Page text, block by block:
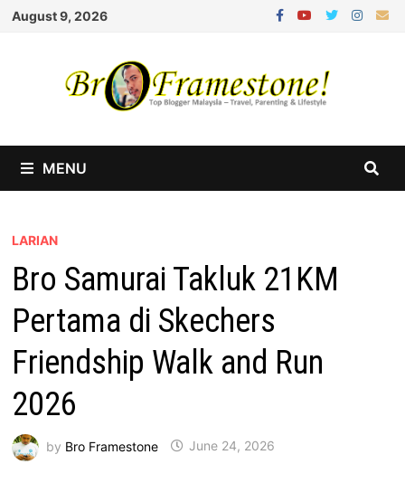
Skip
August 9, 2026
MENU
LARIAN
Bro Samurai Takluk 21KM
Pertama di Skechers
Friendship Walk and Run
2026
by Bro Framestone June 24, 2026